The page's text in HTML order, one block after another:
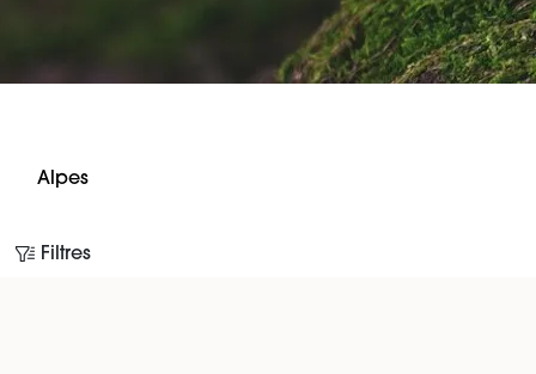
Alpes
Filtres